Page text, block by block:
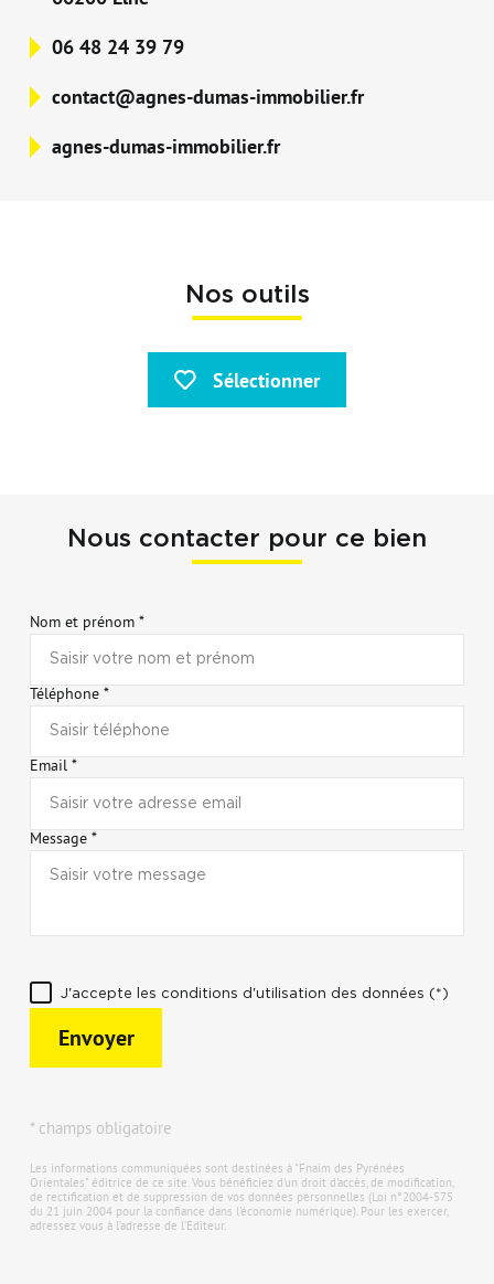
06 48 24 39 79
contact@agnes-dumas-immobilier.fr
agnes-dumas-immobilier.fr
Nos outils
Sélectionner
Nous contacter pour ce bien
Nom et prénom *
Téléphone *
Email *
Message *
J'accepte les conditions d'utilisation des données (*)
Envoyer
* champs obligatoire
Les informations communiquées sont destinées à "Fnaim des Pyrénées
Orientales" éditrice de ce site. Vous bénéficiez d'un droit d'accès, de modification,
de rectification et de suppression de vos données personnelles (Loi n°2004-575
du 21 juin 2004 pour la confiance dans l'économie numérique). Pour les exercer,
adressez vous à l’adresse de l’Editeur.